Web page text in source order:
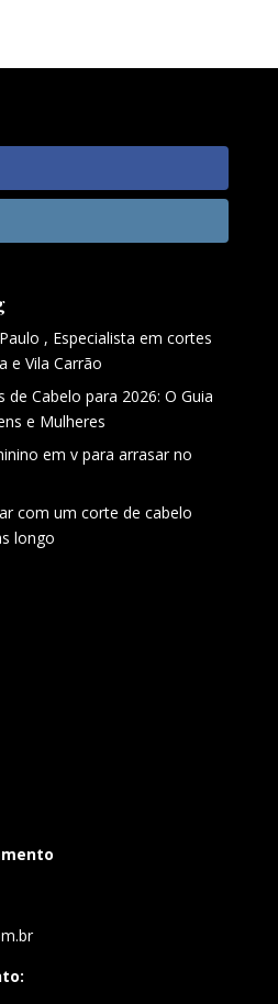
, Especialista em cortes
e Vila Carrão
de Cabelo para 2026: O Guia
e Mulheres
em v para arrasar no
com um corte de cabelo
longo